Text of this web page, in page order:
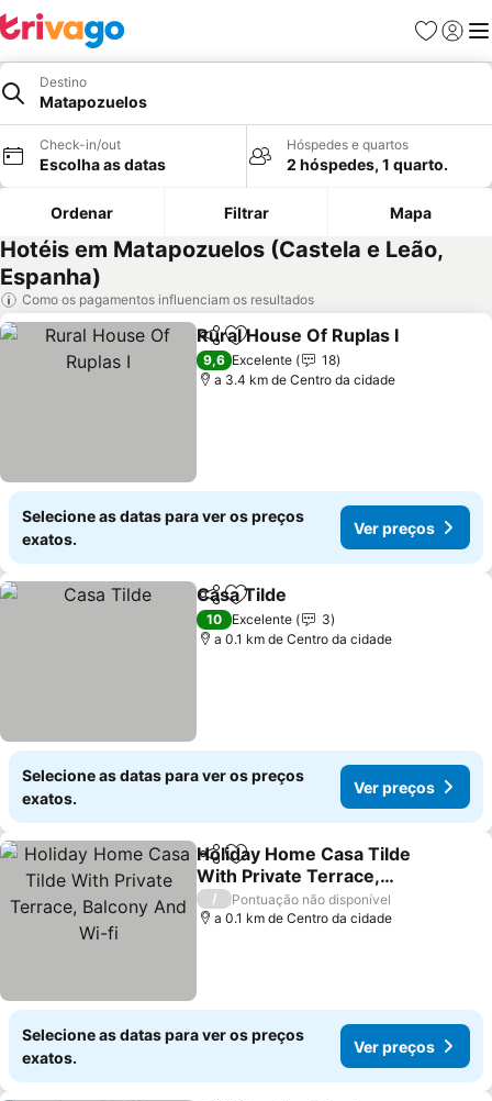
Favoritos
Iniciar
Destino
Matapozuelos
Check-in/out
Escolha as datas
Hóspedes e quartos
2 hóspedes, 1 quarto.
Ordenar Filtrar Mapa
Hotéis em Matapozuelos (Castela e Leão,
Espanha)
Como os pagamentos influenciam os resultados
PartilharAdicionar aos favoritos
Rural House Of Ruplas I
9,6 Excelente
18
a 3.4 km de Centro da cidade
Selecione as datas para ver os preços
exatos.
Ver preços
PartilharAdicionar aos favoritos
Casa Tilde
10 Excelente
3
a 0.1 km de Centro da cidade
Selecione as datas para ver os preços
exatos.
Ver preços
PartilharAdicionar aos favoritos
Holiday Home Casa Tilde
With Private Terrace,
Balcony And Wi-fi
/
Pontuação não disponível
a 0.1 km de Centro da cidade
Selecione as datas para ver os preços
exatos.
Ver preços